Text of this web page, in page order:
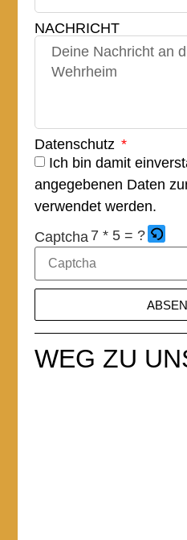
NACHRICHT
Datenschutz
Ich bin damit
angegebenen Daten
verwendet werden.
Captcha 7 * 5 = ?
WEG ZU